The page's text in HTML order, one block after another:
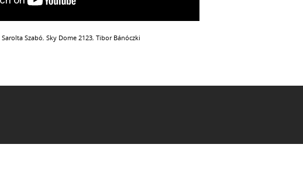
Sarolta Szabó, Sky Dome 2123, Tibor Bánóczki